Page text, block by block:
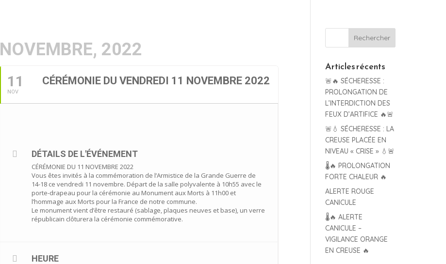
NOVEMBRE, 2022
11
NOV
CÉRÉMONIE DU VENDREDI 11 NOVEMBRE 2022
DÉTAILS DE L'ÉVÉNEMENT
CÉRÉMONIE DU 11 NOVEMBRE 2022
Vous êtes invités à la commémoration de l’Armistice de la Grande Guerre de
14-18 ce vendredi 11 novembre. Départ de la salle polyvalente à 10h55 avec le
porte-drapeau pour la cérémonie au Monument aux Morts à 11h00 et
l’hommage aux Morts pour la France de notre commune.
Le monument vient d’être restauré (sablage, plaques neuves et base), un verre
républicain clôturera la cérémonie commémorative.
HEURE
Articles récents
🚨🔥 SÉCHERESSE :
PROLONGATION DE
L’INTERDICTION DES
FEUX D’ARTIFICE 🔥🚨
🚨💧 SÉCHERESSE : LA
CREUSE PLACÉE EN
NIVEAU « CRISE » 💧🚨
🌡️🔥 PROLONGATION
FORTE CHALEUR 🔥
ALERTE ROUGE
CANICULE
🌡️🔥 ALERTE
CANICULE –
VIGILANCE ORANGE
EN CREUSE 🔥